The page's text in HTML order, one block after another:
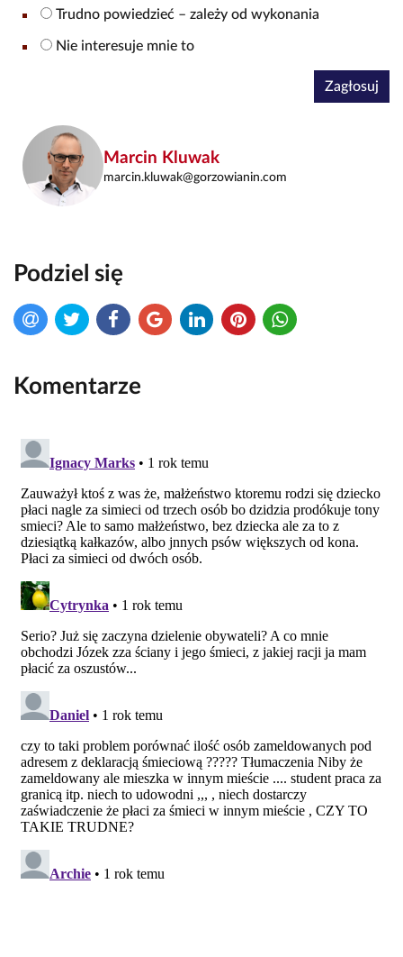
Trudno powiedzieć – zależy od wykonania
Nie interesuje mnie to
Zagłosuj
Marcin Kluwak
marcin.kluwak@gorzowianin.com
Podziel się
Komentarze